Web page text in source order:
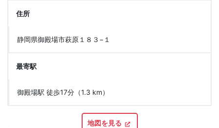
住所
静岡県御殿場市萩原１８３−１
最寄駅
御殿場駅 徒歩17分（1.3 km）
地図を見る